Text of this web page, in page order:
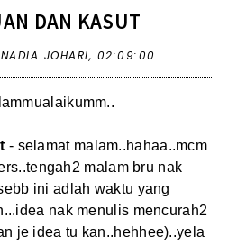
DAN KASUT
JOHARI, 02:09:00
- selamat malam..hahaa..mcm
malam bru nak
ini adlah waktu yang
nak menulis mencurah2
je idea tu kan..hehhee)..yela